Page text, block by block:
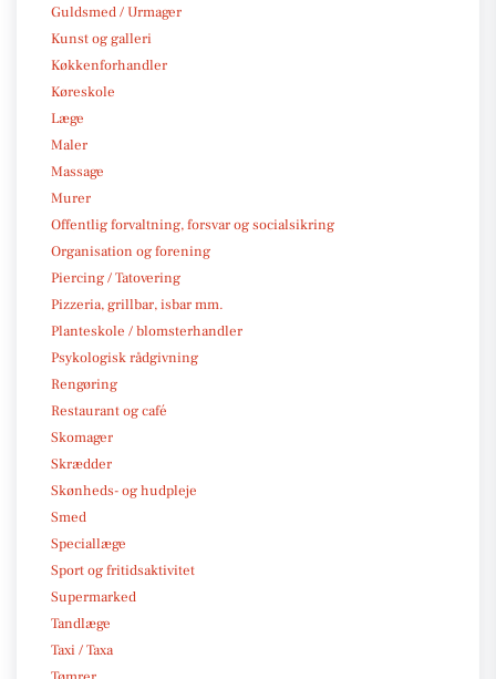
Guldsmed / Urmager
Kunst og galleri
Køkkenforhandler
Køreskole
Læge
Maler
Massage
Murer
Offentlig forvaltning, forsvar og socialsikring
Organisation og forening
Piercing / Tatovering
Pizzeria, grillbar, isbar mm.
Planteskole / blomsterhandler
Psykologisk rådgivning
Rengøring
Restaurant og café
Skomager
Skrædder
Skønheds- og hudpleje
Smed
Speciallæge
Sport og fritidsaktivitet
Supermarked
Tandlæge
Taxi / Taxa